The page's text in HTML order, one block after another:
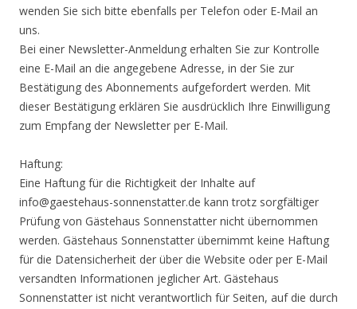
wenden Sie sich bitte ebenfalls per Telefon oder E-Mail an
uns.
Bei einer Newsletter-Anmeldung erhalten Sie zur Kontrolle
eine E-Mail an die angegebene Adresse, in der Sie zur
Bestätigung des Abonnements aufgefordert werden. Mit
dieser Bestätigung erklären Sie ausdrücklich Ihre Einwilligung
zum Empfang der Newsletter per E-Mail.
Haftung:
Eine Haftung für die Richtigkeit der Inhalte auf
info@gaestehaus-sonnenstatter.de kann trotz sorgfältiger
Prüfung von Gästehaus Sonnenstatter nicht übernommen
werden. Gästehaus Sonnenstatter übernimmt keine Haftung
für die Datensicherheit der über die Website oder per E-Mail
versandten Informationen jeglicher Art. Gästehaus
Sonnenstatter ist nicht verantwortlich für Seiten, auf die durch